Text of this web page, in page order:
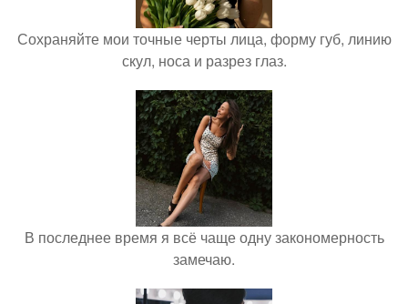
Сохраняйте мои точные черты лица, форму губ, линию
скул, носа и разрез глаз.
В последнее время я всё чаще одну закономерность
замечаю.